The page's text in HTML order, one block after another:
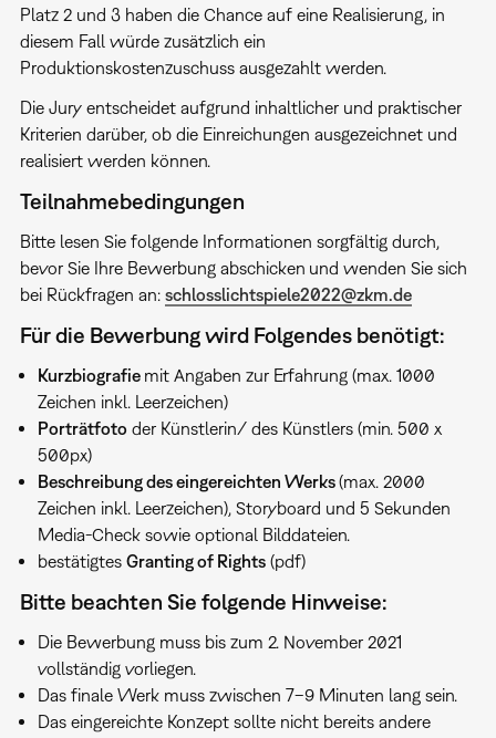
Platz 2 und 3 haben die Chance auf eine Realisierung, in
diesem Fall würde zusätzlich ein
Produktionskostenzuschuss ausgezahlt werden.
Die Jury entscheidet aufgrund inhaltlicher und praktischer
Kriterien darüber, ob die Einreichungen ausgezeichnet und
realisiert werden können.
Teilnahmebedingungen
Bitte lesen Sie folgende Informationen sorgfältig durch,
bevor Sie Ihre Bewerbung abschicken und wenden Sie sich
bei Rückfragen an: schlosslichtspiele2022@zkm.de
Für die Bewerbung wird Folgendes benötigt:
Kurzbiografie mit Angaben zur Erfahrung (max. 1000
Zeichen inkl. Leerzeichen)
Porträtfoto der Künstlerin/ des Künstlers (min. 500 x
500px)
Beschreibung des eingereichten Werks(max. 2000
Zeichen inkl. Leerzeichen), Storyboard und 5 Sekunden
Media-Check sowie optional Bilddateien.
bestätigtes Granting of Rights(pdf)
Bitte beachten Sie folgende Hinweise:
Die Bewerbung muss bis zum 2. November 2021
vollständig vorliegen.
Das finale Werk muss zwischen 7–9 Minuten lang sein.
Das eingereichte Konzept sollte nicht bereits andere